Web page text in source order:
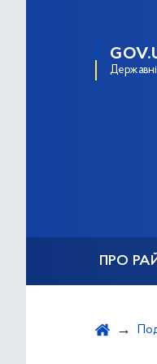
Державні
ПРО